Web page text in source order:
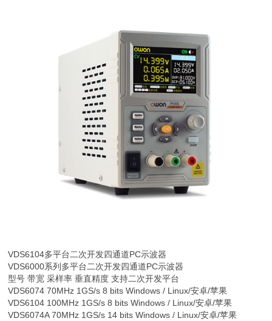
VDS6104多平台二次开发四通道PC示波器
VDS6000系列多平台二次开发四通道PC示波器
型号 带宽 采样率 垂直精度 支持二次开发平台
VDS6074 70MHz 1GS/s 8 bits Windows / Linux/安卓/苹果
VDS6104 100MHz 1GS/s 8 bits Windows / Linux/安卓/苹果
VDS6074A 70MHz 1GS/s 14 bits Windows / Linux/安卓/苹果